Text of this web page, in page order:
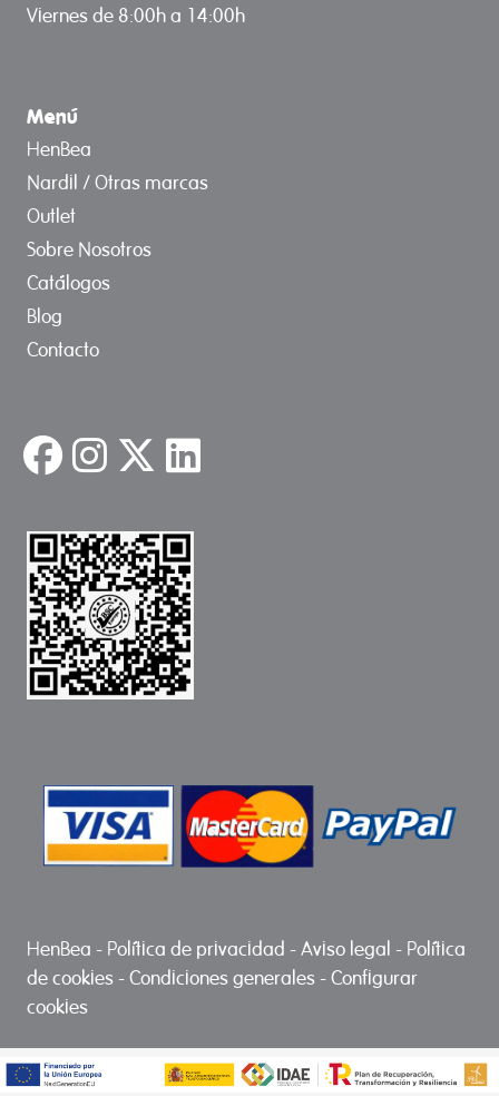
Viernes de 8:00h a 14:00h
Menú
HenBea
Nardil / Otras marcas
Outlet
Sobre Nosotros
Catálogos
Blog
Contacto
HenBea - Política de privacidad -Aviso legal - Política
de cookies -Condiciones generales -Configurar
cookies